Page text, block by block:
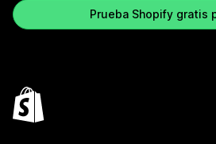
Prueba Shopify gratis